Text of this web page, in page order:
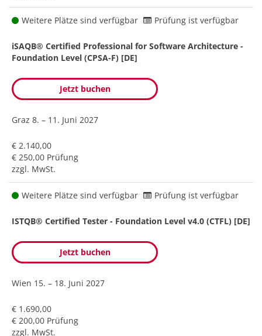
Weitere Plätze sind verfügbar Prüfung ist verfügbar
iSAQB® Certified Professional for Software Architecture -
Foundation Level (CPSA-F) [DE]
Jetzt buchen
Graz 8. – 11. Juni 2027
€ 2.140,00
€ 250,00 Prüfung
zzgl. MwSt.
Weitere Plätze sind verfügbar Prüfung ist verfügbar
ISTQB® Certified Tester - Foundation Level v4.0 (CTFL) [DE]
Jetzt buchen
Wien 15. – 18. Juni 2027
€ 1.690,00
€ 200,00 Prüfung
zzgl. MwSt.